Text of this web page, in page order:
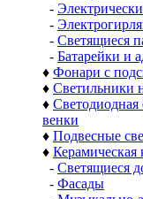
-
-
- Светящиеся
- Батарейки и
♦ Фонари с
♦ Светильники
♦ Светодиодная
венки
♦ Подвесные
♦ Керамическая
- Светящиеся
- Фасады